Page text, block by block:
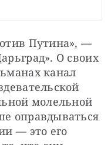
Путина», —
О своих
канал
молельной
оправдываться
— это его